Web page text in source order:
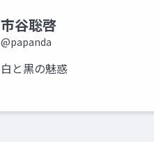
市谷聡啓
@papanda
白と黒の魅惑